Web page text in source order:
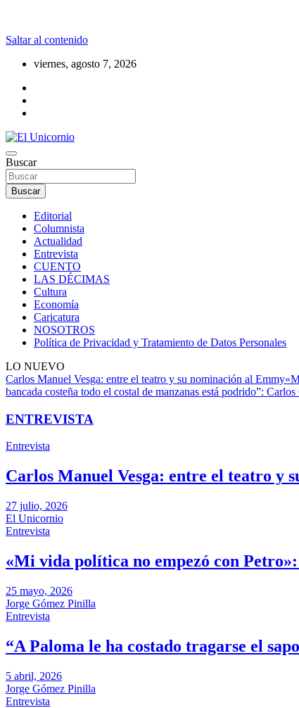
Saltar al contenido
viernes, agosto 7, 2026
El Unicornio
La realidad supera la fantasía
Buscar
Buscar
Editorial
Columnista
Actualidad
Entrevista
CUENTO
LAS DÉCIMAS
Cultura
Economía
Caricatura
NOSOTROS
Política de Privacidad y Tratamiento de Datos Personales
LO NUEVO
Carlos Manuel Vesga: entre el teatro y su nominación al Emmy
bancada costeña todo el costal de manzanas está podrido”:
ENTREVISTA
Entrevista
Carlos Manuel Vesga: entre el teatro y
27 julio, 2026
El Unicornio
Entrevista
«Mi vida política no empezó con
25 mayo, 2026
Jorge Gómez Pinilla
Entrevista
“A Paloma le ha costado tragarse el
5 abril, 2026
Jorge Gómez Pinilla
Entrevista